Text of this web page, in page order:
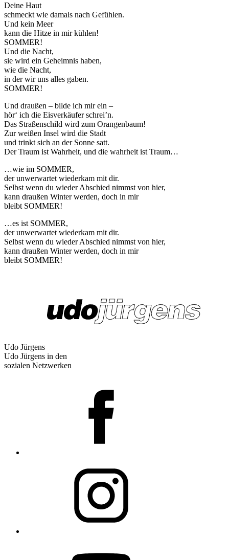
Deine Haut
schmeckt wie damals nach Gefühlen.
Und kein Meer
kann die Hitze in mir kühlen!
SOMMER!
Und die Nacht,
sie wird ein Geheimnis haben,
wie die Nacht,
in der wir uns alles gaben.
SOMMER!
Und draußen – bilde ich mir ein –
hör‘ ich die Eisverkäufer schrei’n.
Das Straßenschild wird zum Orangenbaum!
Zur weißen Insel wird die Stadt
und trinkt sich an der Sonne satt.
Der Traum ist Wahrheit, und die wahrheit ist Traum…
…wie im SOMMER,
der unwerwartet wiederkam mit dir.
Selbst wenn du wieder Abschied nimmst von hier,
kann draußen Winter werden, doch in mir
bleibt SOMMER!
…es ist SOMMER,
der unwerwartet wiederkam mit dir.
Selbst wenn du wieder Abschied nimmst von hier,
kann draußen Winter werden, doch in mir
bleibt SOMMER!
Udo Jürgens
Udo Jürgens in den
sozialen Netzwerken